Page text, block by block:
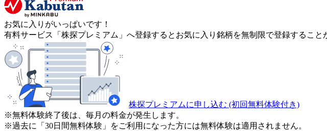
お気に入りがいっぱいです！
有料サービス「株探プレミアム」へ登録するとお気に入り銘柄を無制限で登録するこ
株探プレミアムに申し込む (初回無料体験付き)
※無料体験終了後は、毎月の料金が発生します。
※過去に「30日間無料体験」をご利用になった方には無料体験は適用されません。